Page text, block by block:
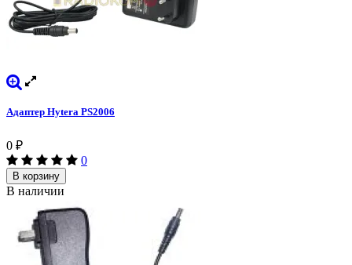
Адаптер Hytera PS2006
0 ₽
0
В корзину
В наличии